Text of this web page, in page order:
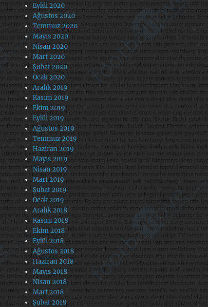
Eylül 2020
Ağustos 2020
Temmuz 2020
Mayıs 2020
Nisan 2020
Mart 2020
Şubat 2020
Ocak 2020
Aralık 2019
Kasım 2019
Ekim 2019
Eylül 2019
Ağustos 2019
Temmuz 2019
Haziran 2019
Mayıs 2019
Nisan 2019
Mart 2019
Şubat 2019
Ocak 2019
Aralık 2018
Kasım 2018
Ekim 2018
Eylül 2018
Ağustos 2018
Haziran 2018
Mayıs 2018
Nisan 2018
Mart 2018
Şubat 2018